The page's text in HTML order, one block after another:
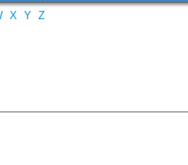
X Y Z